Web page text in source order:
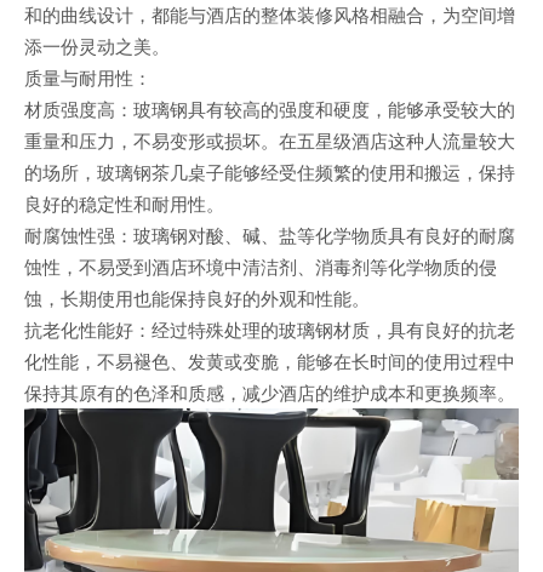
和的曲线设计，都能与酒店的整体装修风格相融合，为空间增
添一份灵动之美。
质量与耐用性：
材质强度高：玻璃钢具有较高的强度和硬度，能够承受较大的
重量和压力，不易变形或损坏。在五星级酒店这种人流量较大
的场所，玻璃钢茶几桌子能够经受住频繁的使用和搬运，保持
良好的稳定性和耐用性。
耐腐蚀性强：玻璃钢对酸、碱、盐等化学物质具有良好的耐腐
蚀性，不易受到酒店环境中清洁剂、消毒剂等化学物质的侵
蚀，长期使用也能保持良好的外观和性能。
抗老化性能好：经过特殊处理的玻璃钢材质，具有良好的抗老
化性能，不易褪色、发黄或变脆，能够在长时间的使用过程中
保持其原有的色泽和质感，减少酒店的维护成本和更换频率。